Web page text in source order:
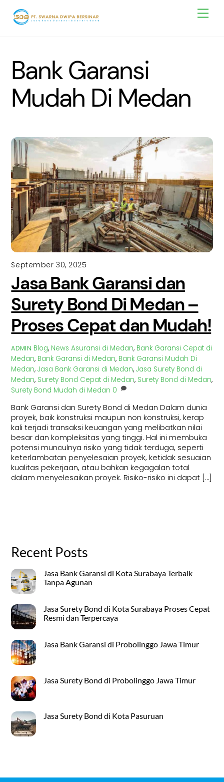
content
Bank Garansi
Mudah Di Medan
September 30, 2025
Jasa Bank Garansi dan
Surety Bond Di Medan –
Proses Cepat dan Mudah!
ADMIN Blog, News Asuransi di Medan, Bank Garansi Cepat di
Medan, Bank Garansi di Medan, Bank Garansi Mudah Di
Medan,Jasa Bank Garansi di Medan,Jasa Surety Bond di
Medan, Surety Bond Cepat di Medan, Surety Bond di Medan,
Surety Bond Mudah di Medan 0
Bank Garansi dan Surety Bond di Medan Dalam dunia
proyek, baik konstruksi maupun non konstruksi, kerap
kali terjadi transaksi keuangan yang melibatkan nilai
besar dan kompleksitas yang tinggi. Hal ini membuka
potensi munculnya risiko yang tidak terduga, seperti
keterlambatan penyelesaian proyek, ketidak sesuaian
kualitas pekerjaan, atau bahkan kegagalan total
dalam menyelesaikan proyek. Risiko-risiko ini dapat […]
Recent Posts
Jasa Bank Garansi di Kota Surabaya Terbaik
Tanpa Agunan
Jasa Surety Bond di Kota Surabaya Proses Cepat
Resmi dan Terpercaya
Jasa Bank Garansi di Probolinggo Jawa Timur
Jasa Surety Bond di Probolinggo Jawa Timur
Jasa Surety Bond di Kota Pasuruan